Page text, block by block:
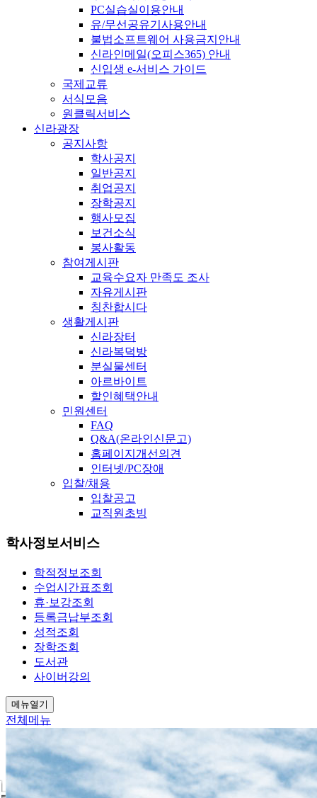
PC실습실이용안내
유/무선공유기사용안내
불법소프트웨어 사용금지안내
신라인메일(오피스365) 안내
신입생 e-서비스 가이드
국제교류
서식모음
원클릭서비스
신라광장
공지사항
학사공지
일반공지
취업공지
장학공지
행사모집
보건소식
봉사활동
참여게시판
교육수요자 만족도 조사
자유게시판
칭찬합시다
생활게시판
신라장터
신라복덕방
분실물센터
아르바이트
할인혜택안내
민원센터
FAQ
Q&A(온라인신문고)
홈페이지개선의견
인터넷/PC장애
입찰/채용
입찰공고
교직원초빙
학사정보서비스
학적정보조회
수업시간표조회
휴·보강조회
등록금납부조회
성적조회
장학조회
도서관
사이버강의
메뉴열기
전체메뉴